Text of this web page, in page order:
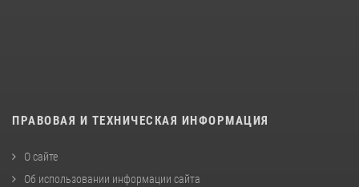
ПРАВОВАЯ И ТЕХНИЧЕСКАЯ ИНФОРМАЦИЯ
О сайте
Об использовании информации сайта